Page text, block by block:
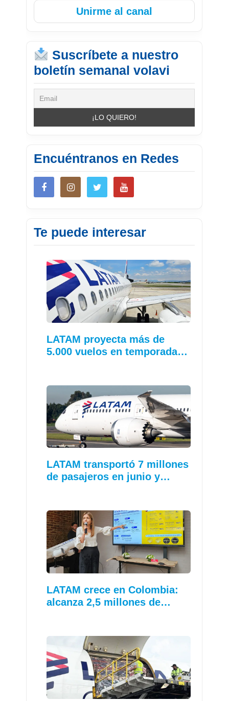
Unirme al canal
Suscríbete a nuestro
boletín semanal volavi
Encuéntranos en Redes
Te puede interesar
LATAM proyecta más de
5.000 vuelos en temporada…
LATAM transportó 7 millones
de pasajeros en junio y…
LATAM crece en Colombia:
alcanza 2,5 millones de…